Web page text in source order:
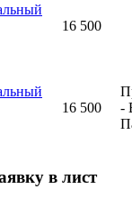
16 500
16 500
-
в лист